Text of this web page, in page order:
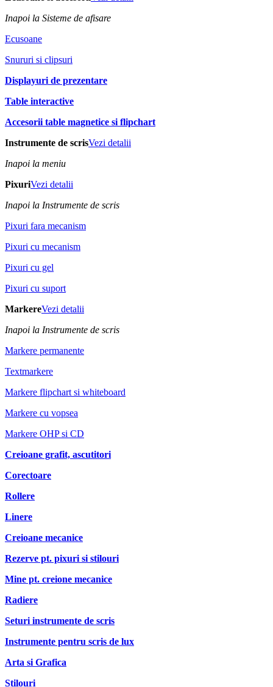
Inapoi la Sisteme de afisare
Ecusoane
Snururi si clipsuri
Displayuri de prezentare
Table interactive
Accesorii table magnetice si flipchart
Instrumente de scrisVezi detalii
Inapoi la meniu
PixuriVezi detalii
Inapoi la Instrumente de scris
Pixuri fara mecanism
Pixuri cu mecanism
Pixuri cu gel
Pixuri cu suport
MarkereVezi detalii
Inapoi la Instrumente de scris
Markere permanente
Textmarkere
Markere flipchart si whiteboard
Markere cu vopsea
Markere OHP si CD
Creioane grafit, ascutitori
Corectoare
Rollere
Linere
Creioane mecanice
Rezerve pt. pixuri si stilouri
Mine pt. creione mecanice
Radiere
Seturi instrumente de scris
Instrumente pentru scris de lux
Arta si Grafica
Stilouri